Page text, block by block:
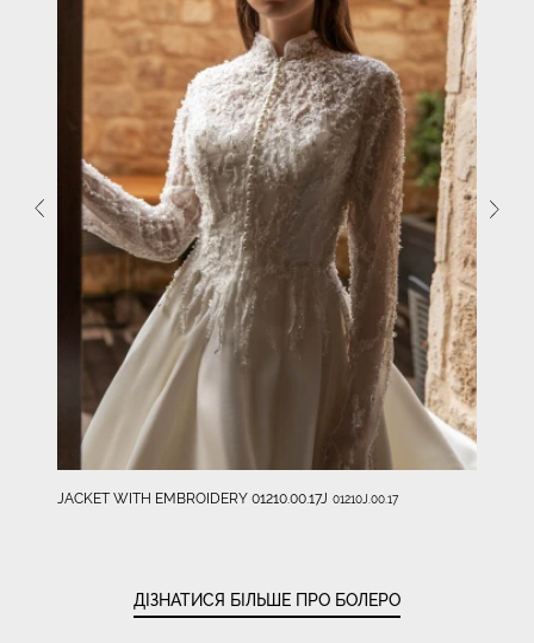
JACKET WITH EMBROIDERY 01210.00.17J 01210J.00.17
ДІЗНАТИСЯ БІЛЬШЕ ПРО БОЛЕРО